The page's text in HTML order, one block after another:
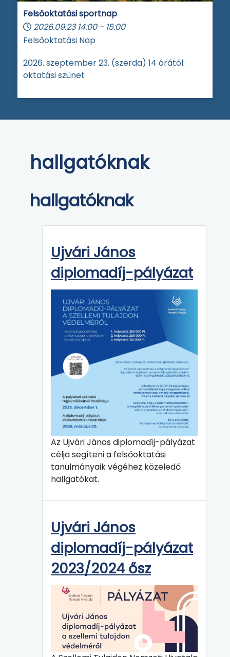
Felsőoktatási sportnap
2026.09.23 14:00 - 15:00
Felsőoktatási Nap
2026. szeptember 23. (szerda) 14 órától
oktatási szünet
hallgatóknak
hallgatóknak
Ujvári János
diplomadíj-pályázat⁣
Az Ujvári János diplomadíj-pályázat
célja segíteni a felsőoktatási
tanulmányaik végéhez közeledő
hallgatókat.
Ujvári János
diplomadíj-pályázat
2023/2024 ősz